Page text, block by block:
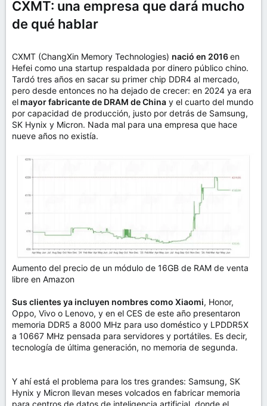
CXMT: una empresa que dará mucho
de qué hablar
CXMT (ChangXin Memory Technologies) nació en 2016en
Hefei como una startup respaldada por dinero público chino.
Tardó tres años en sacar su primer chip DDR4 al mercado,
pero desde entonces no ha dejado de crecer: en 2024 ya era
el mayor fabricante de DRAM de China y el cuarto del mundo
por capacidad de producción, justo por detrás de Samsung,
SK Hynix y Micron. Nada mal para una empresa que hace
nueve años no existía.
Aumento del precio de un módulo de 16GB de RAM de venta
libre en Amazon
Sus clientes ya incluyen nombres como Xiaomi, Honor,
Oppo, Vivo o Lenovo, y en el CES de este año presentaron
memoria DDR5 a 8000 MHz para uso doméstico y LPDDR5X
a 10667 MHz pensada para servidores y portátiles. Es decir,
tecnología de última generación, no memoria de segunda.
Y ahí está el problema para los tres grandes: Samsung, SK
Hynix y Micron llevan meses volcados en fabricar memoria
para centros de datos de inteligencia artificial, donde el